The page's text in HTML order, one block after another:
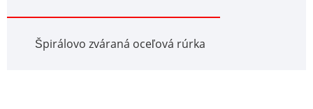
Špirálovo zváraná oceľová rúrka